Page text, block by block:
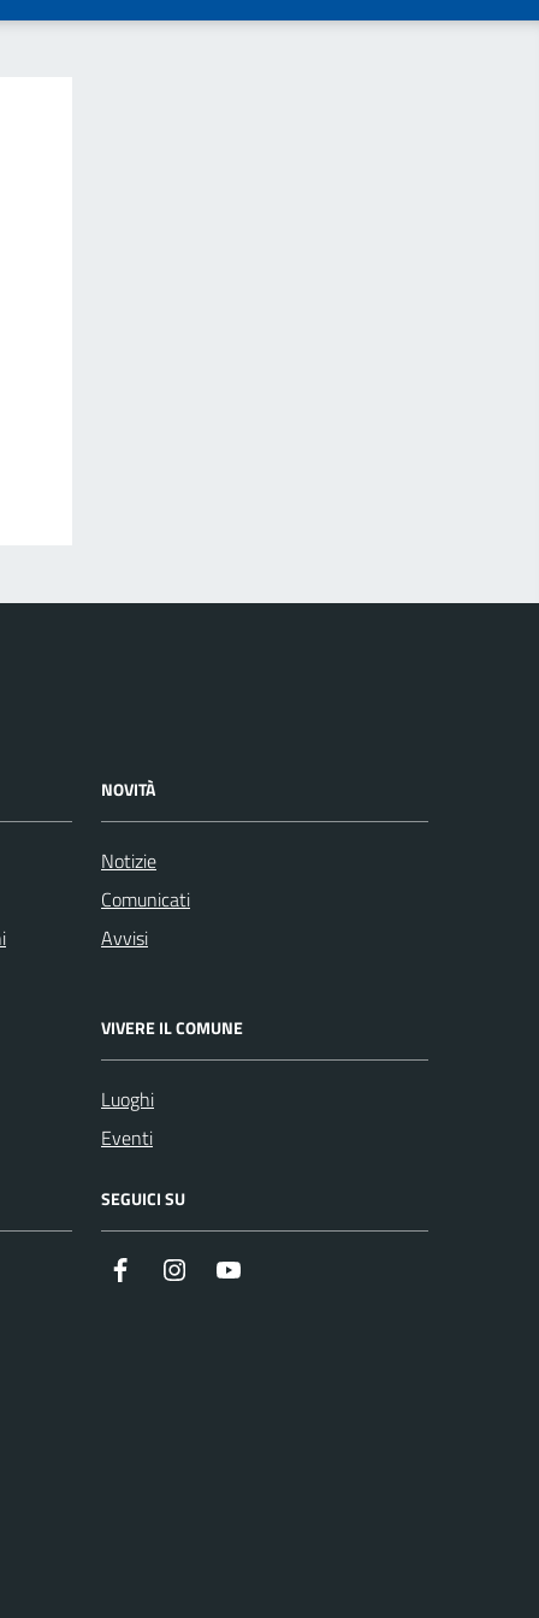
NOVITÀ
Notizie
Comunicati
Avvisi
VIVERE IL COMUNE
Luoghi
Eventi
SEGUICI SU
Facebook Instagram